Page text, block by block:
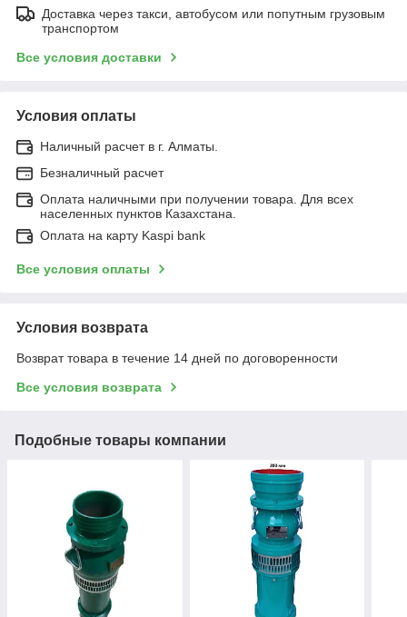
Доставка через такси, автобусом или попутным грузовым
транспортом
Все условия доставки
Условия оплаты
Наличный расчет в г. Алматы.
Безналичный расчет
Оплата наличными при получении товара. Для всех
населенных пунктов Казахстана.
Оплата на карту Kaspi bank
Все условия оплаты
Условия возврата
Возврат товара в течение 14 дней по договоренности
Все условия возврата
Подобные товары компании